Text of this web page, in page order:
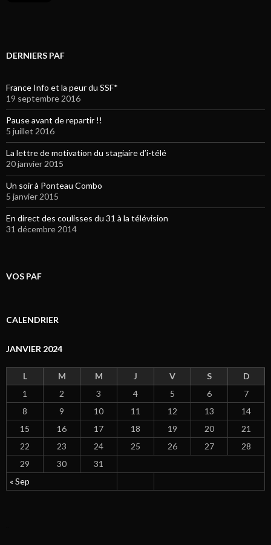
DERNIERS PAF
France Info et la peur du SSF*
19 septembre 2016
Pause avant de repartir !!
5 juillet 2016
La lettre de motivation du stagiaire d’i-télé
20 janvier 2015
Un soir à Ponteau Combo
5 janvier 2015
En direct des coulisses du 31 à la télévision
31 décembre 2014
VOS PAF
CALENDRIER
JANVIER 2024
L M M J V S D
« Sep
1 2 3 4 5 6
7
8
9 10 11 12 13
14
15
16 17 18 19 20
21
22
23 24 25 26 27
28
29
30 31